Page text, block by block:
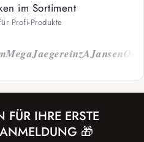
im Sortiment
Profi-Produkte
JaegereinzAJansenOsmo
IHRE ERSTE
🎁